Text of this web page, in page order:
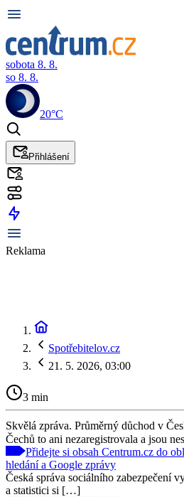
sobota 8. 8.
so 8. 8.
20°C
Přihlášení
Reklama
Spotřebitelov.cz
21. 5. 2026, 03:00
3 min
Skvělá zpráva. Průměrný důchod v
Čechů to ani nezaregistrovala a jsou
Přidejte si obsah Centrum.cz do
hledání a Google zprávy
Česká správa sociálního zabezpečení
a statistici si […]